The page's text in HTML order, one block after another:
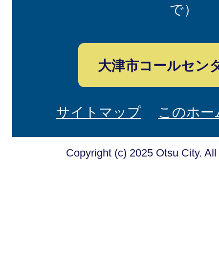
で）
大津市コールセン
サイトマップ このホ
Copyright (c) 2025 Otsu City.